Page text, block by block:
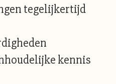
tegelijkertijd
kennis